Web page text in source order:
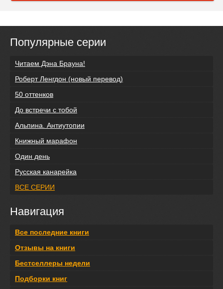
Популярные серии
Читаем Дэна Брауна!
Роберт Ленгдон (новый перевод)
50 оттенков
До встречи с тобой
Альпина. Антиутопии
Книжный марафон
Один день
Русская канарейка
ВСЕ СЕРИИ
Навигация
Все последние книги
Отзывы на книги
Бестселлеры недели
Подборки книг